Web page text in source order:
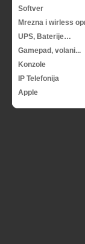
Softver
Mrezna i wirless
UPS, Baterije…
Gamepad, volani...
Konzole
IP Telefonija
Apple